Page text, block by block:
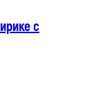
с